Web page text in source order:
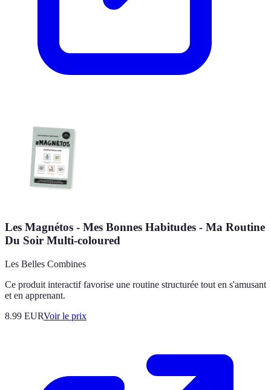
Les Magnétos - Mes Bonnes Habitudes - Ma Routine
Du Soir Multi-coloured
Les Belles Combines
Ce produit interactif favorise une routine structurée tout en s'amusant
et en apprenant.
8.99 EURVoir le prix